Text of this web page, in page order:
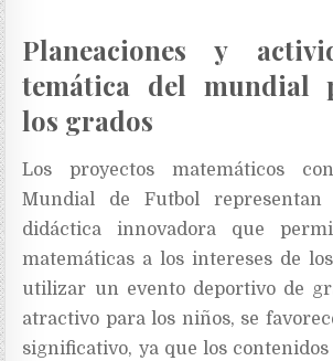
Planeaciones y
temática del mundial
los grados
Los proyectos matemáticos
Mundial de Futbol representan
didáctica innovadora que
matemáticas a los intereses de
utilizar un evento deportivo de
atractivo para los niños, se
significativo, ya que los